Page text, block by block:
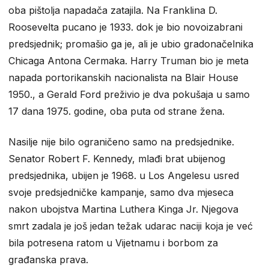
oba pištolja napadača zatajila. Na Franklina D.
Roosevelta pucano je 1933. dok je bio novoizabrani
predsjednik; promašio ga je, ali je ubio gradonačelnika
Chicaga Antona Cermaka. Harry Truman bio je meta
napada portorikanskih nacionalista na Blair House
1950., a Gerald Ford preživio je dva pokušaja u samo
17 dana 1975. godine, oba puta od strane žena.
Nasilje nije bilo ograničeno samo na predsjednike.
Senator Robert F. Kennedy, mlađi brat ubijenog
predsjednika, ubijen je 1968. u Los Angelesu usred
svoje predsjedničke kampanje, samo dva mjeseca
nakon ubojstva Martina Luthera Kinga Jr. Njegova
smrt zadala je još jedan težak udarac naciji koja je već
bila potresena ratom u Vijetnamu i borbom za
građanska prava.